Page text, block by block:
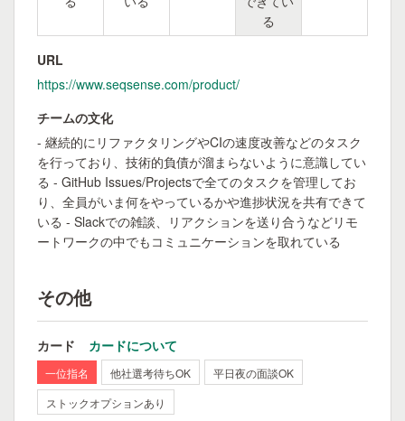
る
URL
https://www.seqsense.com/product/
チームの文化
- 継続的にリファクタリングやCIの速度改善などのタスク
を行っており、技術的負債が溜まらないように意識してい
る - GitHub Issues/Projectsで全てのタスクを管理してお
り、全員がいま何をやっているかや進捗状況を共有できて
いる - Slackでの雑談、リアクションを送り合うなどリモ
ートワークの中でもコミュニケーションを取れている
その他
カード カードについて
一位指名 他社選考待ちOK
平日夜の面談OK
ストックオプションあり